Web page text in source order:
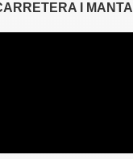
I MANTA